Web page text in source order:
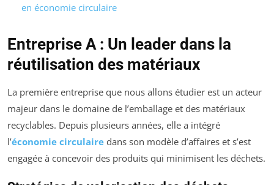
en économie circulaire
Entreprise A : Un leader dans la
réutilisation des matériaux
La première entreprise que nous allons étudier est un acteur
majeur dans le domaine de l’emballage et des matériaux
recyclables. Depuis plusieurs années, elle a intégré
l’économie circulaire dans son modèle d’affaires et s’est
engagée à concevoir des produits qui minimisent les déchets.